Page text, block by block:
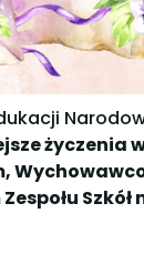
życzenia
Szkół